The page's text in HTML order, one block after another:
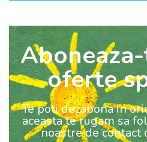
oferte
Te poti dezabona in
aceasta te rugam sa
noastre de contact